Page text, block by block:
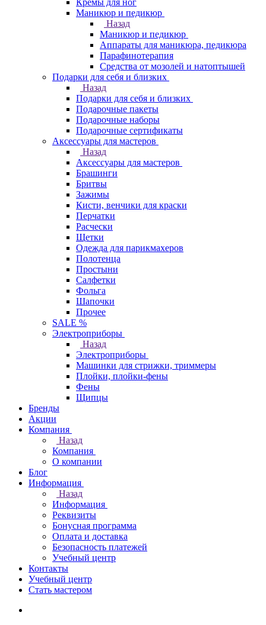
Кремы для ног
Маникюр и педикюр
Назад
Маникюр и педикюр
Аппараты для маникюра, педикюра
Парафинотерапия
Средства от мозолей и натоптышей
Подарки для себя и близких
Назад
Подарки для себя и близких
Подарочные пакеты
Подарочные наборы
Подарочные сертификаты
Аксессуары для мастеров
Назад
Аксессуары для мастеров
Брашинги
Бритвы
Зажимы
Кисти, венчики для краски
Перчатки
Расчески
Щетки
Одежда для парикмахеров
Полотенца
Простыни
Салфетки
Фольга
Шапочки
Прочее
SALE %
Электроприборы
Назад
Электроприборы
Машинки для стрижки, триммеры
Плойки, плойки-фены
Фены
Щипцы
Бренды
Акции
Компания
Назад
Компания
О компании
Блог
Информация
Назад
Информация
Реквизиты
Бонусная программа
Оплата и доставка
Безопасность платежей
Учебный центр
Контакты
Учебный центр
Стать мастером